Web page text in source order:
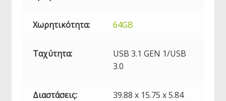
Χωρητικότητα: 64GB
Ταχύτητα: USB 3.1 GEN 1/USB
3.0
Διαστάσεις:
39.88 x 15.75 x 5.84